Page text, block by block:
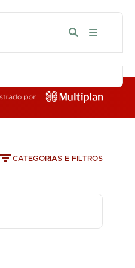
CATEGORIAS E FILTROS